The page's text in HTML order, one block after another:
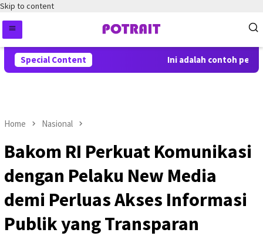
Skip to content
Special Content Ini adalah contoh
Home Nasional
Bakom RI Perkuat Komunikasi
dengan Pelaku New Media
demi Perluas Akses Informasi
Publik yang Transparan